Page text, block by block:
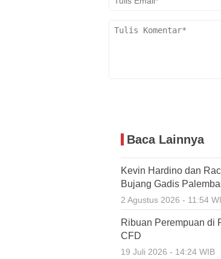
Baca Lainnya
Kevin Hardino dan
Bujang Gadis
2 Agustus 2026 - 11:54
Ribuan Perempuan di
CFD
19 Juli 2026 - 14:24 WIB